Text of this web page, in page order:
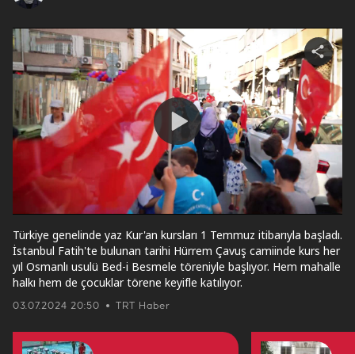
Play
Video
Share
video
03.07.2024 20:50 TRT Haber
Türkiye genelinde yaz Kur'an kursları 1 Temmuz itibarıyla başladı.
İstanbul Fatih'te bulunan tarihi Hürrem Çavuş camiinde kurs her
yıl Osmanlı usulü Bed-i Besmele töreniyle başlıyor. Hem mahalle
halkı hem de çocuklar törene keyifle katılıyor.